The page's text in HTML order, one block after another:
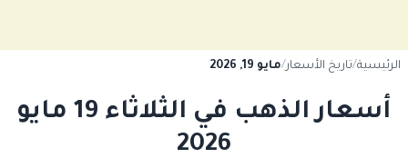
الرئيسية/تاريخ الأسعار/مايو 19, 2026
أسعار الذهب في الثلاثاء 19 مايو
2026